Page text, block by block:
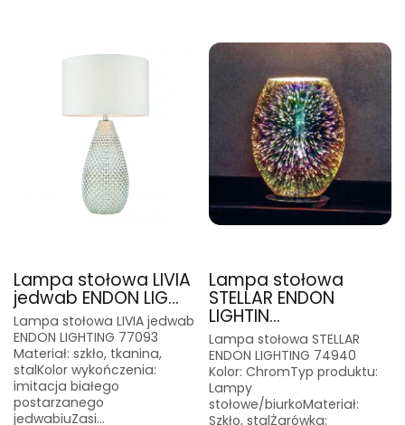
Lampa stołowa LIVIA
jedwab ENDON LIG...
Lampa stołowa LIVIA jedwab
ENDON LIGHTING 77093
Materiał: szkło, tkanina,
stalKolor wykończenia:
imitacja białego
postarzanego
jedwabiuZasi...
Lampa stołowa
STELLAR ENDON
LIGHTIN...
Lampa stołowa STELLAR
ENDON LIGHTING 74940
Kolor: ChromTyp produktu:
Lampy
stołowe/biurkoMateriał:
Szkło, stalŻarówka: